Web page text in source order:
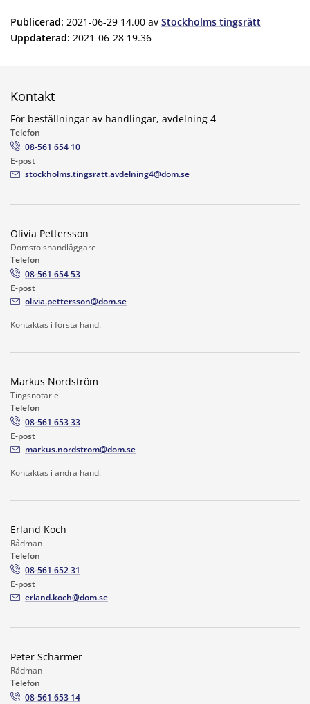
Publicerad: 2021-06-29 14.00 av Stockholms tingsrätt
Uppdaterad: 2021-06-28 19.36
Kontakt
För beställningar av handlingar, avdelning 4
Telefon
08-561 654 10
E-post
stockholms.tingsratt.avdelning4@dom.se
Olivia Pettersson
Domstolshandläggare
Telefon
08-561 654 53
E-post
olivia.pettersson@dom.se
Kontaktas i första hand.
Markus Nordström
Tingsnotarie
Telefon
08-561 653 33
E-post
markus.nordstrom@dom.se
Kontaktas i andra hand.
Erland Koch
Rådman
Telefon
08-561 652 31
E-post
erland.koch@dom.se
Peter Scharmer
Rådman
Telefon
08-561 653 14